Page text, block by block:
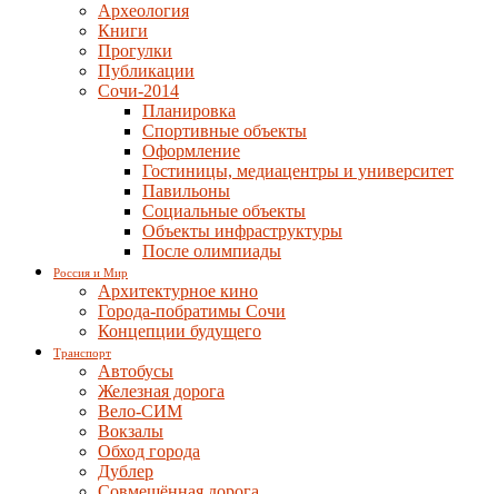
Археология
Книги
Прогулки
Публикации
Сочи-2014
Планировка
Спортивные объекты
Оформление
Гостиницы, медиацентры и университет
Павильоны
Социальные объекты
Объекты инфраструктуры
После олимпиады
Россия и Мир
Архитектурное кино
Города-побратимы Сочи
Концепции будущего
Транспорт
Автобусы
Железная дорога
Вело-СИМ
Вокзалы
Обход города
Дублер